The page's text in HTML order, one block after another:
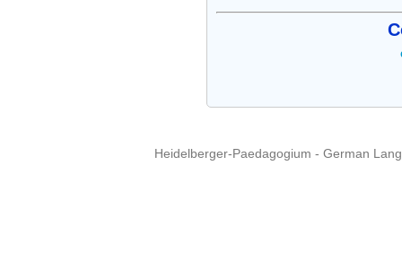
Heidelberger-Paedagogium - German